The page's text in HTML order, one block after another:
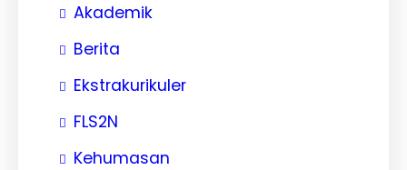
Akademik
Berita
Ekstrakurikuler
FLS2N
Kehumasan